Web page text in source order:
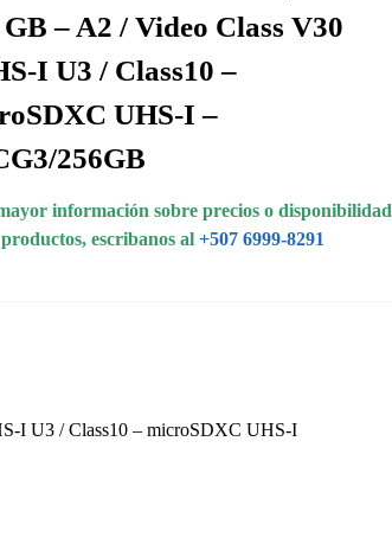
GB – A2 / Video Class V30
I U3 / Class10 –
UHS-I –
256GB
información sobre precios o disponibilidad
escribanos al +507 6999-8291
I U3 / Class10 – microSDXC UHS-I